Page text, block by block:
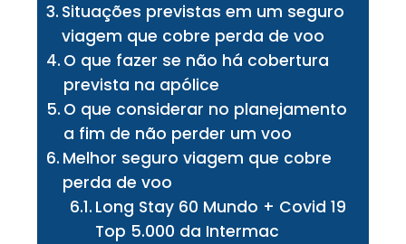
Situações previstas em um seguro
viagem que cobre perda de voo
O que fazer se não há cobertura
prevista na apólice
O que considerar no planejamento
a fim de não perder um voo
Melhor seguro viagem que cobre
perda de voo
Long Stay 60 Mundo + Covid 19
Top 5.000 da Intermac